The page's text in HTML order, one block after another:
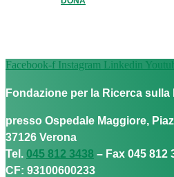
Facebook-f Instagram Linkedin
Fondazione per la Ricerca
presso Ospedale Maggiore,
37126 Verona
Tel. 045 812 3438 – Fax 045 812
CF: 93100600233